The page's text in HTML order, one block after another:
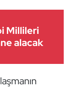
Millileri
alacak